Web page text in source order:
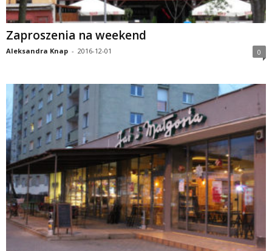
Zaproszenia na weekend
Aleksandra Knap - 2016-12-01 0